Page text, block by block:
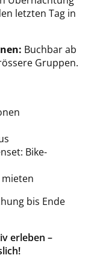
letzten Tag in
Buchbar ab
Gruppen.
Bike-
mieten
bis Ende
erleben –